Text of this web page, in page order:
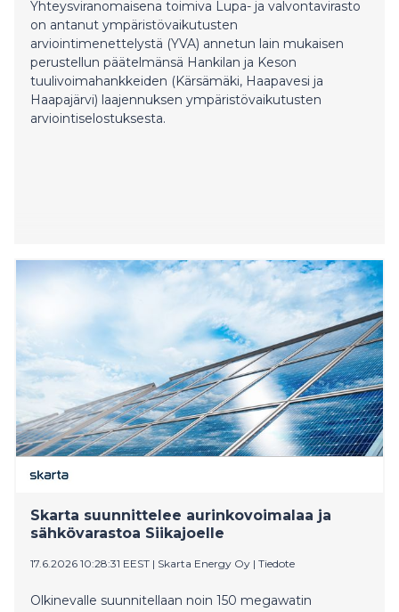
Yhteysviranomaisena toimiva Lupa- ja valvontavirasto
on antanut ympäristövaikutusten
arviointimenettelystä (YVA) annetun lain mukaisen
perustellun päätelmänsä Hankilan ja Keson
tuulivoimahankkeiden (Kärsämäki, Haapavesi ja
Haapajärvi) laajennuksen ympäristövaikutusten
arviointiselostuksesta.
Skarta suunnittelee aurinkovoimalaa ja
sähkövarastoa Siikajoelle
17.6.2026 10:28:31 EEST | Skarta Energy Oy | Tiedote
Olkinevalle suunnitellaan noin 150 megawatin